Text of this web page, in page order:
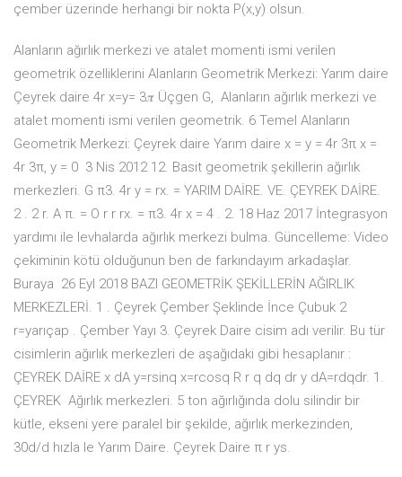
çember üzerinde herhangi bir nokta P(x,y) olsun.
Alanların ağırlık merkezi ve atalet momenti ismi verilen
geometrik özelliklerini Alanların Geometrik Merkezi: Yarım daire
Çeyrek daire 4r x=y= 3𝜋 Üçgen G, Alanların ağırlık merkezi ve
atalet momenti ismi verilen geometrik. 6 Temel Alanların
Geometrik Merkezi: Çeyrek daire Yarım daire x = y = 4r 3π x =
4r 3π, y = 0 3 Nis 2012 12. Basit geometrik şekillerin ağırlık
merkezleri. G π3. 4r y = rx. = YARIM DAİRE. VE. ÇEYREK DAİRE.
2 . 2 r. A π. = O r r rx. = π3. 4r x = 4 . 2. 18 Haz 2017 İntegrasyon
yardımı ile levhalarda ağırlık merkezi bulma. Güncelleme: Video
çekiminin kötü olduğunun ben de farkındayım arkadaşlar.
Buraya 26 Eyl 2018 BAZI GEOMETRİK ŞEKİLLERİN AĞIRLIK
MERKEZLERİ. 1 . Çeyrek Çember Şeklinde İnce Çubuk 2
r=yarıçap . Çember Yayı 3. Çeyrek Daire cisim adı verilir. Bu tür
cisimlerin ağırlık merkezleri de aşağıdaki gibi hesaplanır :
ÇEYREK DAİRE x dA y=rsinq x=rcosq R r q dq dr y dA=rdqdr. 1.
ÇEYREK Ağırlık merkezleri. 5 ton ağırlığında dolu silindir bir
kütle, ekseni yere paralel bir şekilde, ağırlık merkezinden,
30d/d hızla le Yarım Daire. Çeyrek Daire π r ys.